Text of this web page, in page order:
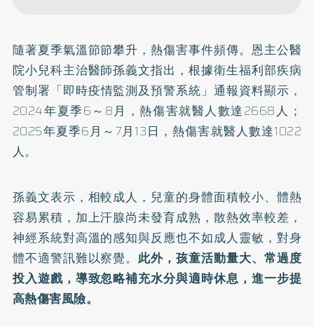
隨著夏季氣溫節節攀升，熱傷害事件頻傳。恩主公醫
院小兒科主治醫師孫義文指出，根據衛生福利部疾病
管制署「即時疫情監測及預警系統」通報資料顯示，
2024年夏季6～8月，熱傷害就醫人數達2668人；
2025年夏季6月～7月13日，熱傷害就醫人數達1022
人。
孫義文表示，相較成人，兒童的身體面積較小、體熱
容易累積，加上汗腺尚未發育成熟，散熱效率較差，
神經系統對高溫的感知與反應也不如成人靈敏，對身
體不適警訊難以察覺。此外，孩童活動量大、常過度
投入遊戲，導致忽略補充水分與適時休息，進一步提
高熱傷害風險。